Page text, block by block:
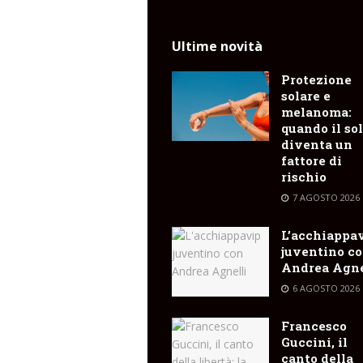
Ultime novità
Protezione
solare e
melanoma:
quando il
diventa un
fattore di
rischio
7 AGOSTO 2026
juventino
Andrea
6 AGOSTO 2026
Francesco
Guccini, il
canto della